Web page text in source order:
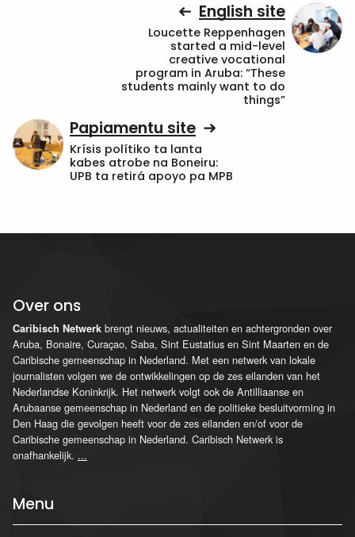
English site
Loucette Reppenhagen
started a mid-level
creative vocational
program in Aruba: “These
students mainly want to do
things”
Papiamentu site
Krísis polítiko ta lanta
kabes atrobe na Boneiru:
UPB ta retirá apoyo pa MPB
Over ons
Caribisch Netwerk brengt nieuws, actualiteiten en achtergronden over
Aruba, Bonaire, Curaçao, Saba, Sint Eustatius en Sint Maarten en de
Caribische gemeenschap in Nederland. Met een netwerk van lokale
journalisten volgen we de ontwikkelingen op de zes eilanden van het
Nederlandse Koninkrijk. Het netwerk volgt ook de Antilliaanse en
Arubaanse gemeenschap in Nederland en de politieke besluitvorming in
Den Haag die gevolgen heeft voor de zes eilanden en/of voor de
Caribische gemeenschap in Nederland. Caribisch Netwerk is
onafhankelijk. ...
Menu